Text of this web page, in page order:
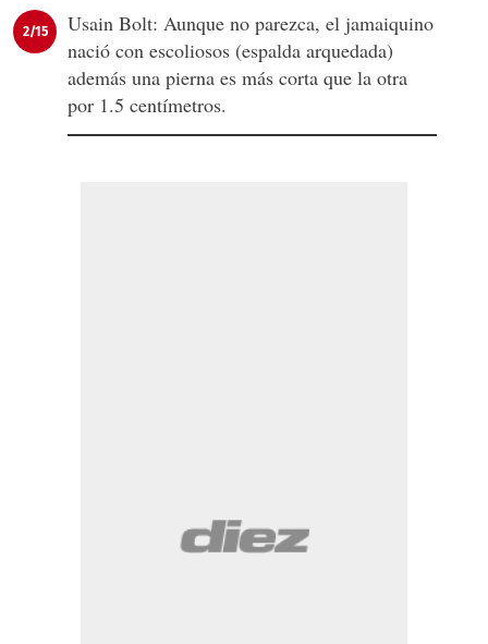
2/15
Usain Bolt: Aunque no parezca, el jamaiquino
nació con escoliosos (espalda arquedada)
además una pierna es más corta que la otra
por 1.5 centímetros.